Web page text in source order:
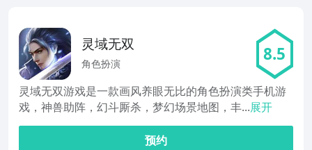
灵域无双
角色扮演 8.5
灵域无双游戏是一款画风养眼无比的角色扮演类手机游
戏，神兽助阵，幻斗厮杀，梦幻场景地图，丰...展开
预约